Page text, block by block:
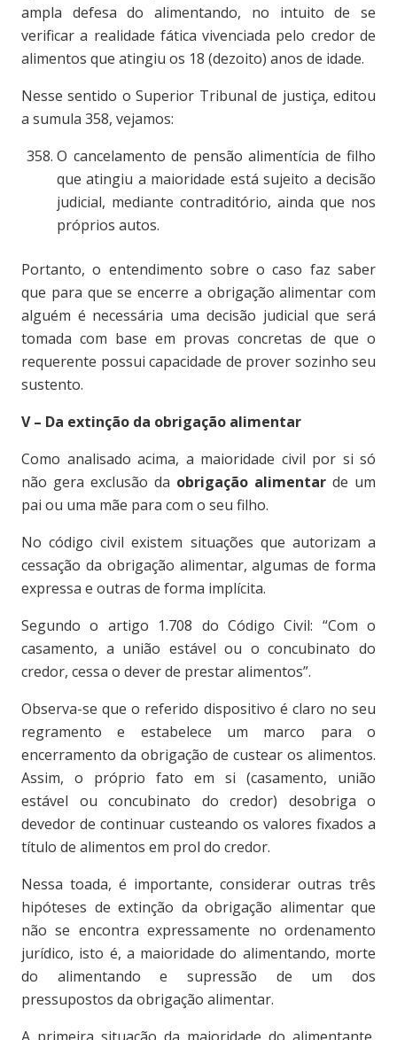
ampla defesa do alimentando, no intuito de se
verificar a realidade fática vivenciada pelo credor de
alimentos que atingiu os 18 (dezoito) anos de idade.
Nesse sentido o Superior Tribunal de justiça, editou
a sumula 358, vejamos:
O cancelamento de pensão alimentícia de filho
que atingiu a maioridade está sujeito a decisão
judicial, mediante contraditório, ainda que nos
próprios autos.
Portanto, o entendimento sobre o caso faz saber
que para que se encerre a obrigação alimentar com
alguém é necessária uma decisão judicial que será
tomada com base em provas concretas de que o
requerente possui capacidade de prover sozinho seu
sustento.
V – Da extinção da obrigação alimentar
Como analisado acima, a maioridade civil por si só
não gera exclusão da obrigação alimentar de um
pai ou uma mãe para com o seu filho.
No código civil existem situações que autorizam a
cessação da obrigação alimentar, algumas de forma
expressa e outras de forma implícita.
Segundo o artigo 1.708 do Código Civil: “Com o
casamento, a união estável ou o concubinato do
credor, cessa o dever de prestar alimentos”.
Observa-se que o referido dispositivo é claro no seu
regramento e estabelece um marco para o
encerramento da obrigação de custear os alimentos.
Assim, o próprio fato em si (casamento, união
estável ou concubinato do credor) desobriga o
devedor de continuar custeando os valores fixados a
título de alimentos em prol do credor.
Nessa toada, é importante, considerar outras três
hipóteses de extinção da obrigação alimentar que
não se encontra expressamente no ordenamento
jurídico, isto é, a maioridade do alimentando, morte
do alimentando e supressão de um dos
pressupostos da obrigação alimentar.
A primeira situação da maioridade do alimentante,